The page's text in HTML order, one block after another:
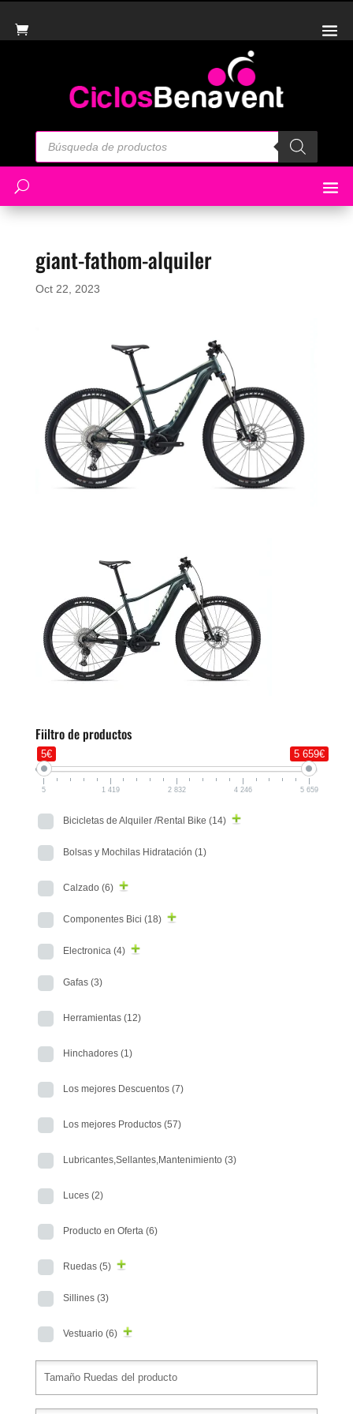
Búsqueda
de
giant-fathom-alquiler
Oct 22, 2023
Fiiltro de productos
5€ 5 659€
5 1 419 2 832 4 246 5 659
Bicicletas de Alquiler /Rental Bike (14)
Bolsas y Mochilas Hidratación (1)
Calzado (6)
Componentes Bici (18)
Electronica (4)
Gafas (3)
Herramientas (12)
Hinchadores (1)
Los mejores Descuentos (7)
Los mejores Productos (57)
Lubricantes,Sellantes,Mantenimiento (3)
Luces (2)
Producto en Oferta (6)
Ruedas (5)
Sillines (3)
Vestuario (6)